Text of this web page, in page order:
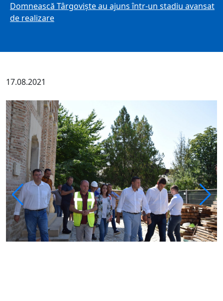
Domnească Târgoviște au ajuns într-un stadiu avansat
de realizare
17.08.2021